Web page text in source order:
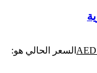
AED السعر الحالي هو: